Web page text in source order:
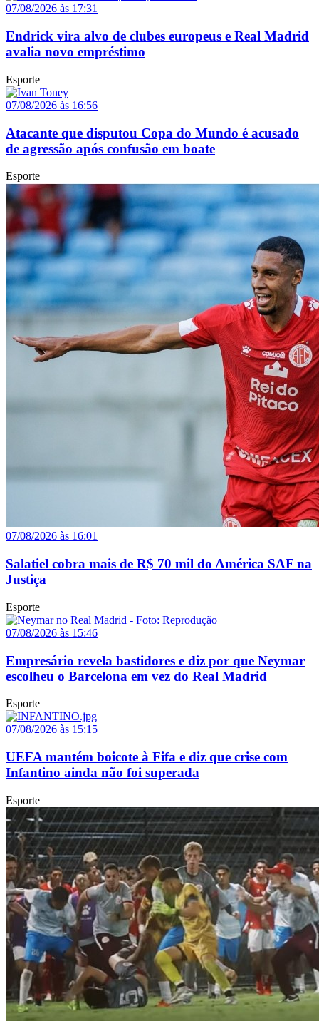
07/08/2026 às 17:31
Endrick vira alvo de clubes europeus e Real Madrid
avalia novo empréstimo
Esporte
07/08/2026 às 16:56
Atacante que disputou Copa do Mundo é acusado
de agressão após confusão em boate
Esporte
07/08/2026 às 16:01
Salatiel cobra mais de R$ 70 mil do América SAF na
Justiça
Esporte
07/08/2026 às 15:46
Empresário revela bastidores e diz por que Neymar
escolheu o Barcelona em vez do Real Madrid
Esporte
07/08/2026 às 15:15
UEFA mantém boicote à Fifa e diz que crise com
Infantino ainda não foi superada
Esporte